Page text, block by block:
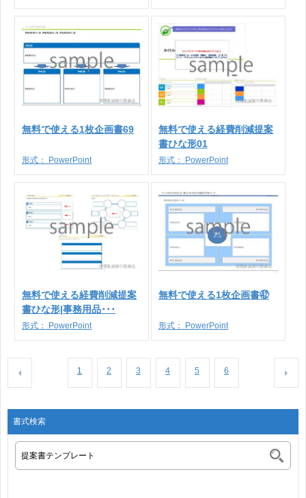
無料で使える1枚企画書69
形式： PowerPoint
無料で使える経費削減提案
書ひな形01
形式： PowerPoint
無料で使える経費削減提案
書ひな形|事務用品･･･
形式： PowerPoint
無料で使える1枚企画書㊷
形式： PowerPoint
1 2 3 4 5 6
書式検索